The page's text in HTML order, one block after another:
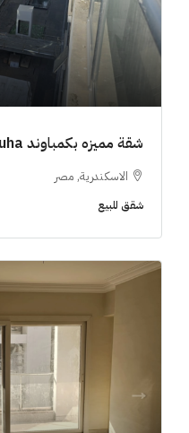
شقة مميزه بكمباوند 194m Grand View smouha
الاسكندرية, مصر
شقق للبيع